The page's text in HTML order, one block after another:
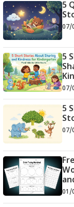
5
07/
5
07/
5
07/
01/